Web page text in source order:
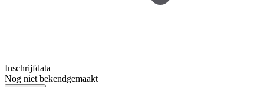
Inschrijfdata
Nog niet bekendgemaakt